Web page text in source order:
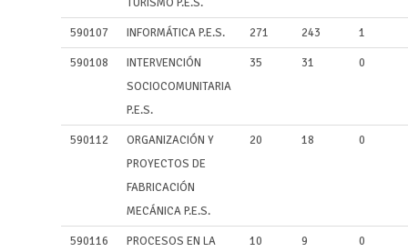
TURISMO P.E.S.
590107 INFORMÁTICA P.E.S. 271 243 1
590108
INTERVENCIÓN
SOCIOCOMUNITARIA
P.E.S.
35 31 0
590112
ORGANIZACIÓN Y
PROYECTOS DE
FABRICACIÓN
MECÁNICA P.E.S.
20 18 0
590116
PROCESOS EN LA
10 9 0